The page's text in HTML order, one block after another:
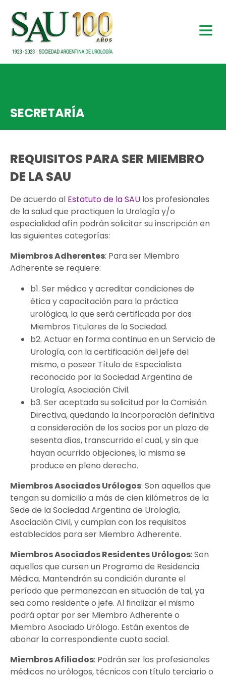
SECRETARÍA
REQUISITOS PARA SER MIEMBRO
DE LA SAU
De acuerdo al Estatuto de la SAU los profesionales
de la salud que practiquen la Urología y/o
especialidad afín podrán solicitar su inscripción en
las siguientes categorías:
Miembros Adherentes: Para ser Miembro
Adherente se requiere:
b1. Ser médico y acreditar condiciones de
ética y capacitación para la práctica
urológica, la que será certificada por dos
Miembros Titulares de la Sociedad.
b2. Actuar en forma continua en un Servicio de
Urología, con la certificación del jefe del
mismo, o poseer Título de Especialista
reconocido por la Sociedad Argentina de
Urología, Asociación Civil.
b3. Ser aceptada su solicitud por la Comisión
Directiva, quedando la incorporación definitiva
a consideración de los socios por un plazo de
sesenta días, transcurrido el cual, y sin que
hayan ocurrido objeciones, la misma se
produce en pleno derecho.
Miembros Asociados Urólogos: Son aquellos que
tengan su domicilio a más de cien kilómetros de la
Sede de la Sociedad Argentina de Urología,
Asociación Civil, y cumplan con los requisitos
establecidos para ser Miembro Adherente.
Miembros Asociados Residentes Urólogos: Son
aquellos que cursen un Programa de Residencia
Médica. Mantendrán su condición durante el
período que permanezcan en situación de tal, ya
sea como residente o jefe. Al finalizar el mismo
podrá optar por ser Miembro Adherente o
Miembro Asociado Urólogo. Están exentos de
abonar la correspondiente cuota social.
Miembros Afiliados: Podrán ser los profesionales
médicos no urólogos, técnicos con título terciario o